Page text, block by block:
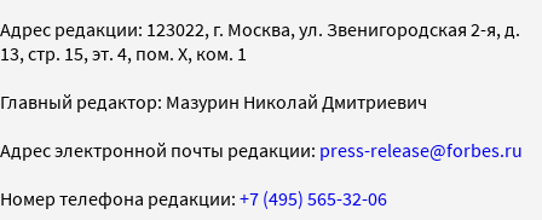
Адрес редакции: 123022, г. Москва, ул. Звенигородская 2-я, д.
13, стр. 15, эт. 4, пом. X, ком. 1
Главный редактор: Мазурин Николай Дмитриевич
Адрес электронной почты редакции: press-release@forbes.ru
Номер телефона редакции: +7 (495) 565-32-06